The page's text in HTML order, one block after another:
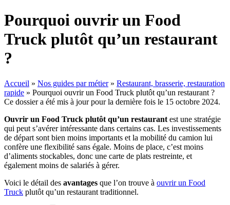
Pourquoi ouvrir un Food
Truck plutôt qu’un restaurant
?
Accueil » Nos guides par métier» Restaurant, brasserie, restauration
rapide » Pourquoi ouvrir un Food Truck plutôt qu’un restaurant ?
Ce dossier a été mis à jour pour la dernière fois le 15 octobre 2024.
Ouvrir un Food Truck plutôt qu’un restaurant est une stratégie
qui peut s’avérer intéressante dans certains cas. Les investissements
de départ sont bien moins importants et la mobilité du camion lui
confère une flexibilité sans égale. Moins de place, c’est moins
d’aliments stockables, donc une carte de plats restreinte, et
également moins de salariés à gérer.
Voici le détail des avantages que l’on trouve à ouvrir un Food
Truck plutôt qu’un restaurant traditionnel.